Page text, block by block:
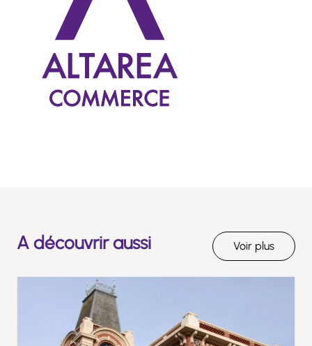
A découvrir aussi Voir plus